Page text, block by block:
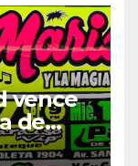
vence
de